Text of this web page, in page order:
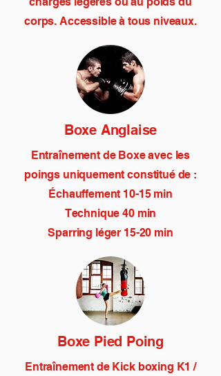
corps. Accessible à tous niveaux.
Boxe Anglaise
Entraînement de Boxe avec les
poings uniquement constitué de :
Échauffement 10-15 min
Technique 40 min
Sparring léger 15-20 min
Boxe Pied Poing
Entraînement de Kick boxing K1 /